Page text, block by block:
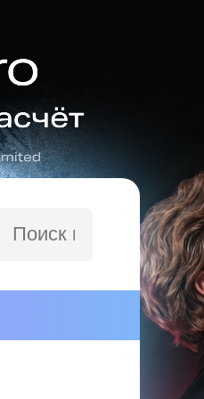
сайту